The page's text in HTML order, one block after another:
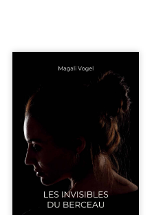
Qui prend soin de celles et
ceux auxquels nous confions
nos enfants ? Derrière la
douceur apparente des
maisons d’accueil se joue une
réalité que nul ne soupçonne :
rémunérations dérisoires,
solitude, épuisement,
responsabilités écrasantes… À
travers des témoignages
saisissants et sa propre
expérience, Magali Vogel lève
le voile sur les coulisses d’une ...